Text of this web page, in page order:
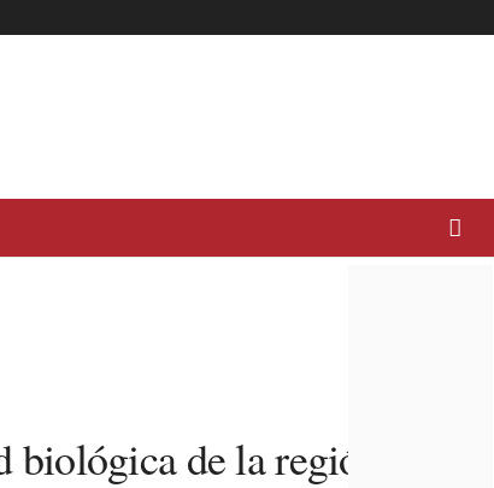
de la región